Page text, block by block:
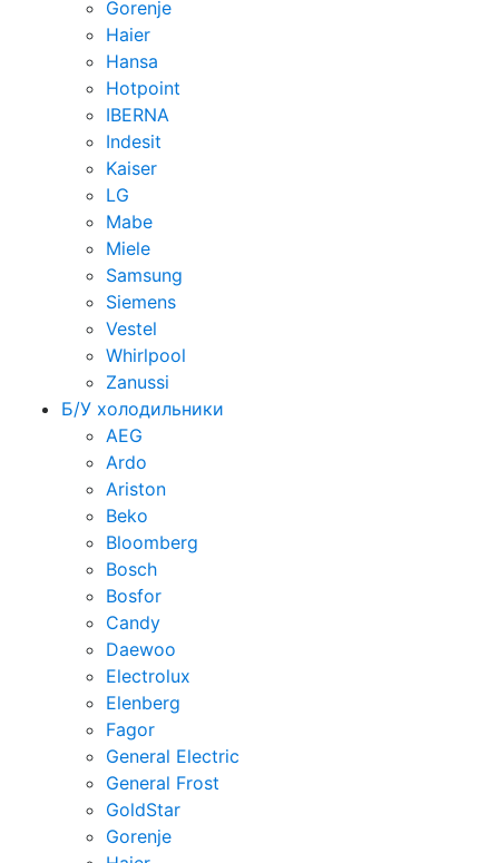
Gorenje
Haier
Hansa
Hotpoint
IBERNA
Indesit
Kaiser
LG
Mabe
Miele
Samsung
Siemens
Vestel
Whirlpool
Zanussi
Б/У холодильники
AEG
Ardo
Ariston
Beko
Bloomberg
Bosch
Bosfor
Candy
Daewoo
Electrolux
Elenberg
Fagor
General Electric
General Frost
GoldStar
Gorenje